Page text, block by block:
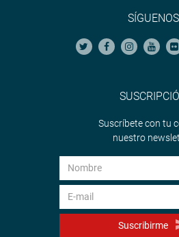
SÍGUENOS
Suscríbete con tu
nuestro
Suscribirme